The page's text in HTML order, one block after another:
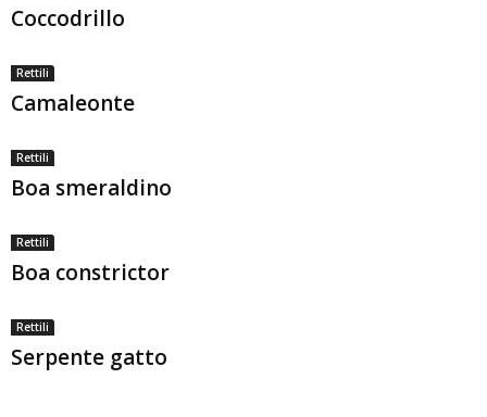
Coccodrillo
Rettili
Camaleonte
Rettili
Boa smeraldino
Rettili
Boa constrictor
Rettili
Serpente gatto